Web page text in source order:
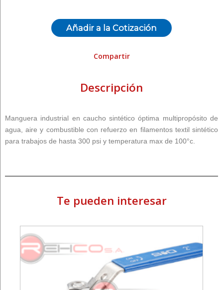
Añadir a la Cotización
Compartir
Descripción
Manguera industrial en caucho sintético óptima multipropósito de
agua, aire y combustible con refuerzo en filamentos textil sintético
para trabajos de hasta 300 psi y temperatura max de 100°c.
Te pueden interesar